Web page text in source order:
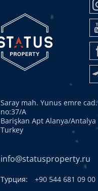
Saray mah. Yunus emre cad.
no:37/A
Barişkan Apt Alanya/Antalya
Turkey
info@statusproperty.ru
Турция:
+90 544 681 09 00